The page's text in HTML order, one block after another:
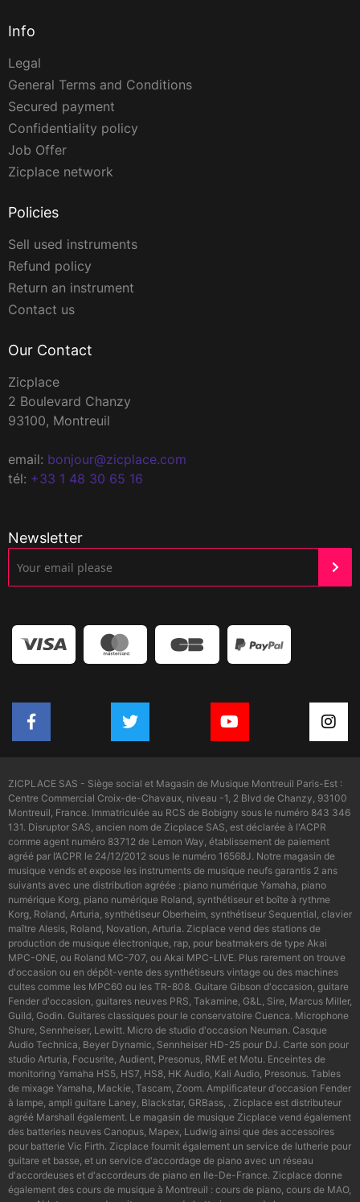
Info
Legal
General Terms and Conditions
Secured payment
Confidentiality policy
Job Offer
Zicplace network
Policies
Sell used instruments
Refund policy
Return an instrument
Contact us
Our Contact
Zicplace
2 Boulevard Chanzy
93100, Montreuil
email: bonjour@zicplace.com
tél: +33 1 48 30 65 16
Newsletter
ZICPLACE SAS - Siège social et Magasin de Musique Montreuil Paris-Est :
Centre Commercial Croix-de-Chavaux, niveau -1, 2 Blvd de Chanzy, 93100
Montreuil, France. Immatriculée au RCS de Bobigny sous le numéro 843 346
131. Disruptor SAS, ancien nom de Zicplace SAS, est déclarée à l'ACPR
comme agent numéro 83712 de Lemon Way, établissement de paiement
agréé par l’ACPR le 24/12/2012 sous le numéro 16568J. Notre magasin de
musique vends et expose les instruments de musique neufs garantis 2 ans
suivants avec une distribution agréée : piano numérique Yamaha, piano
numérique Korg, piano numérique Roland, synthétiseur et boîte à rythme
Korg, Roland, Arturia, synthétiseur Oberheim, synthétiseur Sequential, clavier
maître Alesis, Roland, Novation, Arturia. Zicplace vend des stations de
production de musique électronique, rap, pour beatmakers de type Akai
MPC-ONE, ou Roland MC-707, ou Akai MPC-LIVE. Plus rarement on trouve
d'occasion ou en dépôt-vente des synthétiseurs vintage ou des machines
cultes comme les MPC60 ou les TR-808. Guitare Gibson d'occasion, guitare
Fender d'occasion, guitares neuves PRS, Takamine, G&L, Sire, Marcus Miller,
Guild, Godin. Guitares classiques pour le conservatoire Cuenca. Microphone
Shure, Sennheiser, Lewitt. Micro de studio d'occasion Neuman. Casque
Audio Technica, Beyer Dynamic, Sennheiser HD-25 pour DJ. Carte son pour
studio Arturia, Focusrite, Audient, Presonus, RME et Motu. Enceintes de
monitoring Yamaha HS5, HS7, HS8, HK Audio, Kali Audio, Presonus. Tables
de mixage Yamaha, Mackie, Tascam, Zoom. Amplificateur d'occasion Fender
à lampe, ampli guitare Laney, Blackstar, GRBass, . Zicplace est distributeur
agréé Marshall également. Le magasin de musique Zicplace vend également
des batteries neuves Canopus, Mapex, Ludwig ainsi que des accessoires
pour batterie Vic Firth. Zicplace fournit également un service de lutherie pour
guitare et basse, et un service d'accordage de piano avec un réseau
d'accordeuses et d'accordeurs de piano en Ile-De-France. Zicplace donne
également des cours de musique à Montreuil : cours de piano, cours de MAO,